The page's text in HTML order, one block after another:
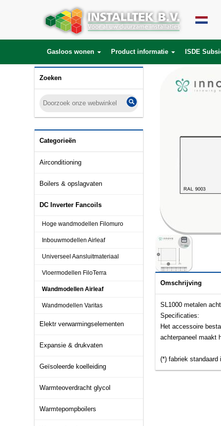
Gasloos wonen Product informatie ISDE
Zoeken
Categorieën
Airconditioning
Boilers & opslagvaten
DC Inverter Fancoils
Hoge wandmodellen Filomuro
Inbouwmodellen Airleaf
Universeel Aansluitmateriaal
Vloermodellen FiloTerra
Wandmodellen Airleaf
Wandmodellen Varitas
Elektr verwarmingselementen
Expansie & drukvaten
Geïsoleerde koelleiding
Warmteoverdracht glycol
Warmtepompboilers
Omschrijving
SL1000 metalen
Specificaties:
Het accessoire
achterpaneel maakt
(*) fabriek standaard